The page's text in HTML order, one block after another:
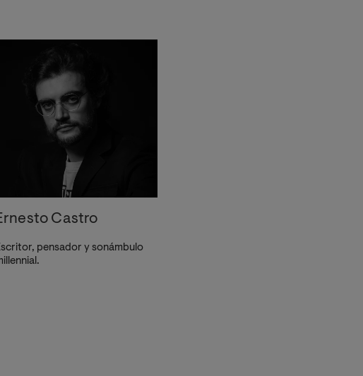
Castro
pensador y sonámbulo